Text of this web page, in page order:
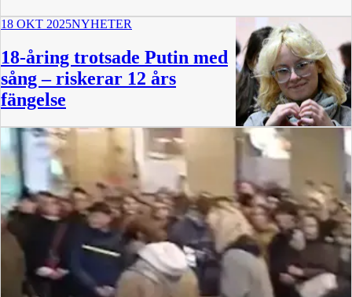
18 OKT 2025NYHETER
18-åring trotsade Putin med
sång – riskerar 12 års
fängelse
0:53